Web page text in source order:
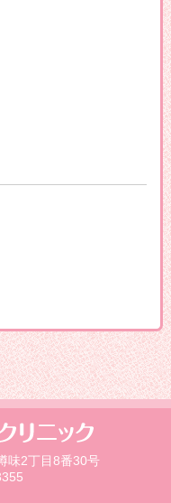
味2丁目8番30号